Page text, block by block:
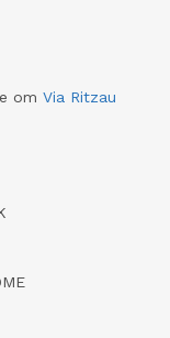
om Via Ritzau